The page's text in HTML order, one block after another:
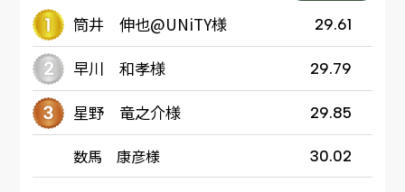
筒井 伸也@UNiTY様 29.61
早川 和孝様 29.79
星野 竜之介様 29.85
数馬 康彦様 30.02